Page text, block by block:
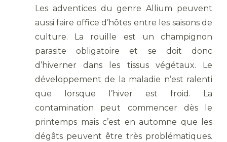
Les adventices du genre Allium peuvent
aussi faire office d’hôtes entre les saisons de
culture. La rouille est un champignon
parasite obligatoire et se doit donc
d’hiverner dans les tissus végétaux. Le
développement de la maladie n’est ralenti
que lorsque l’hiver est froid. La
contamination peut commencer dès le
printemps mais c’est en automne que les
dégâts peuvent être très problématiques.